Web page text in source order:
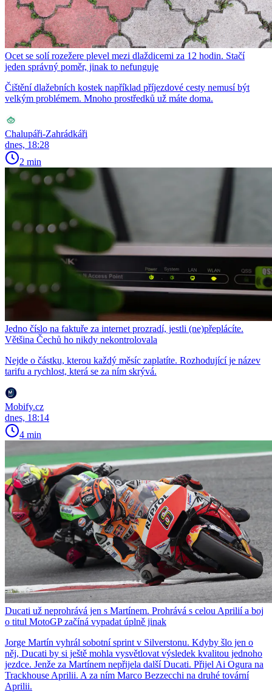
Ocet se solí rozežere plevel mezi dlaždicemi za 12 hodin. Stačí
jeden správný poměr, jinak to nefunguje
Čištění dlažebních kostek například příjezdové cesty nemusí být
velkým problémem. Mnoho prostředků už máte doma.
Chalupáři-Zahrádkáři
dnes, 18:28
2 min
Jedno číslo na faktuře za internet prozradí, jestli (ne)přeplácíte.
Většina Čechů ho nikdy nekontrolovala
Nejde o částku, kterou každý měsíc zaplatíte. Rozhodující je název
tarifu a rychlost, která se za ním skrývá.
Mobify.cz
dnes, 18:14
4 min
Ducati už neprohrává jen s Martínem. Prohrává s celou Aprilií a boj
o titul MotoGP začíná vypadat úplně jinak
Jorge Martín vyhrál sobotní sprint v Silverstonu. Kdyby šlo jen o
něj, Ducati by si ještě mohla vysvětlovat výsledek kvalitou jednoho
jezdce. Jenže za Martínem nepřijela další Ducati. Přijel Ai Ogura na
Trackhouse Aprilii. A za ním Marco Bezzecchi na druhé tovární
Aprilii.